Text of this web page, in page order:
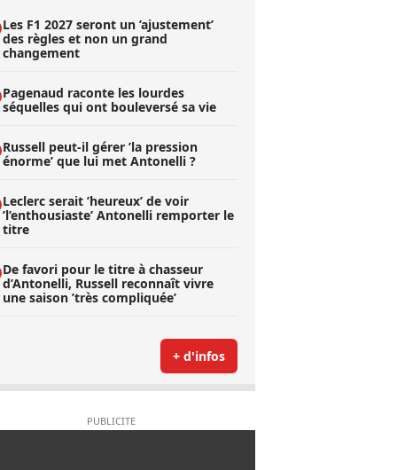
Les F1 2027 seront un ’ajustement’
des règles et non un grand
changement
Pagenaud raconte les lourdes
séquelles qui ont bouleversé sa vie
Russell peut-il gérer ’la pression
énorme’ que lui met Antonelli ?
Leclerc serait ’heureux’ de voir
’l’enthousiaste’ Antonelli remporter le
titre
De favori pour le titre à chasseur
d’Antonelli, Russell reconnaît vivre
une saison ’très compliquée’
+ d'infos